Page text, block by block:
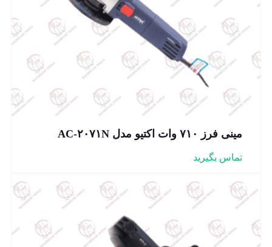
مینی فرز ۷۱۰ وات اکتیو مدل AC-۲۰۷۱N
تماس بگیرید